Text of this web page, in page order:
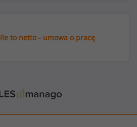
to netto - umowa o pracę